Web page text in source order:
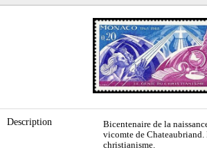
Description
Bicentenaire de la
vicomte de Chateaubriand.
christianisme.